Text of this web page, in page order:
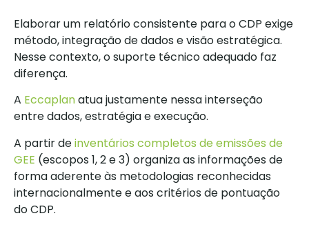
Elaborar um relatório consistente para o CDP exige
método, integração de dados e visão estratégica.
Nesse contexto, o suporte técnico adequado faz
diferença.
A Eccaplanatua justamente nessa interseção
entre dados, estratégia e execução.
A partir deinventários completos de emissões de
GEE (escopos 1, 2 e 3) organiza as informações de
forma aderente às metodologias reconhecidas
internacionalmente e aos critérios de pontuação
do CDP.